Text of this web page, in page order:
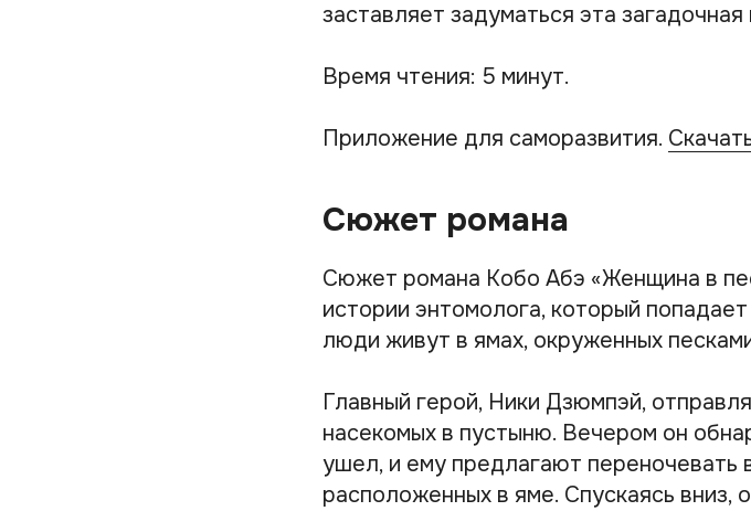
заставляет задуматься эта
Время чтения: 5 минут.
Приложение для саморазвития.
Сюжет романа
Сюжет романа Кобо Абэ «Женщина в
истории энтомолога, который
люди живут в ямах, окруженных
Главный герой, Ники Дзюмпэй,
насекомых в пустыню. Вечером он
ушел, и ему предлагают переночевать
расположенных в яме. Спускаясь